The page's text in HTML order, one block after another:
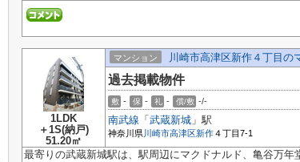
1LDK
＋1S(納戸)
51.20㎡
マンション 川崎市高津区新作４丁目の
過去掲載物件
敷 - 保 - 礼 - 償/敷 -/-
南武線 「 武蔵新城 」駅
神奈川県川崎市高津区 新作４丁目7-1
最寄りの武蔵新城駅は、駅周辺にマクドナルド、亀谷万